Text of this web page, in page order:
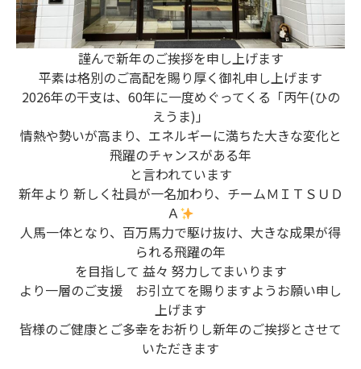
謹んで新年のご挨拶を申し上げます
平素は格別のご高配を賜り厚く御礼申し上げます
2026年の干支は、60年に一度めぐってくる「丙午(ひの
えうま)」
情熱や勢いが高まり、エネルギーに満ちた大きな変化と
飛躍のチャンスがある年
と言われています
新年より 新しく社員が一名加わり、チームＭＩＴＳＵＤ
Ａ
人馬一体となり、百万馬力で駆け抜け、大きな成果が得
られる飛躍の年
を目指して 益々 努力してまいります
より一層のご支援 お引立てを賜りますようお願い申し
上げます
皆様のご健康とご多幸をお祈りし新年のご挨拶とさせて
いただきます